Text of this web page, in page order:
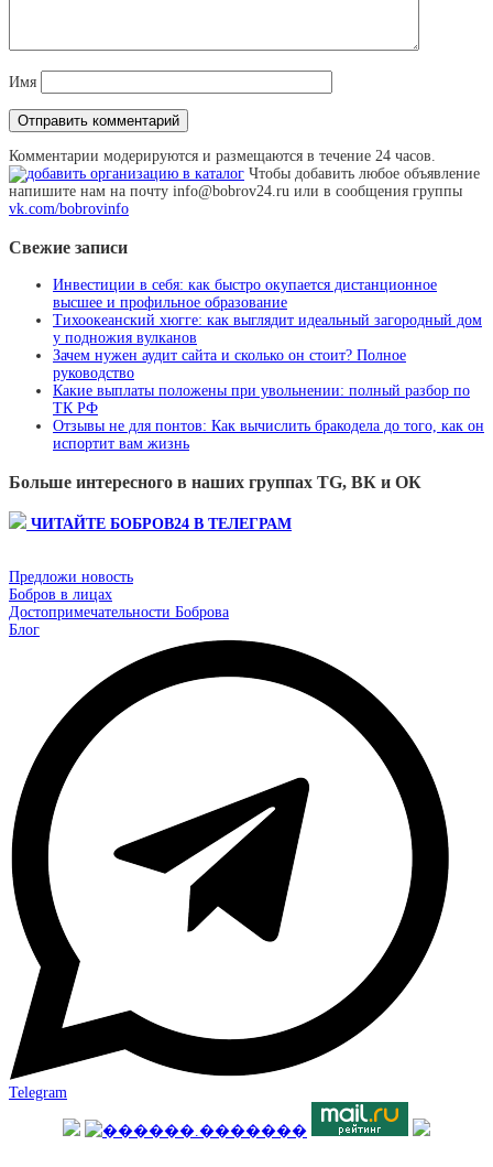
Имя
Комментарии модерируются и размещаются в течение 24 часов.
Чтобы добавить любое объявление
напишите нам на почту info@bobrov24.ru или в сообщения группы
vk.com/bobrovinfo
Свежие записи
Инвестиции в себя: как быстро окупается дистанционное
высшее и профильное образование
Тихоокеанский хюгге: как выглядит идеальный загородный дом
у подножия вулканов
Зачем нужен аудит сайта и сколько он стоит? Полное
руководство
Какие выплаты положены при увольнении: полный разбор по
ТК РФ
Отзывы не для понтов: Как вычислить бракодела до того, как он
испортит вам жизнь
Больше интересного в наших группах TG, ВК и ОК
ЧИТАЙТЕ БОБРОВ24 В ТЕЛЕГРАМ
Предложи новость
Бобров в лицах
Достопримечательности Боброва
Блог
Telegram